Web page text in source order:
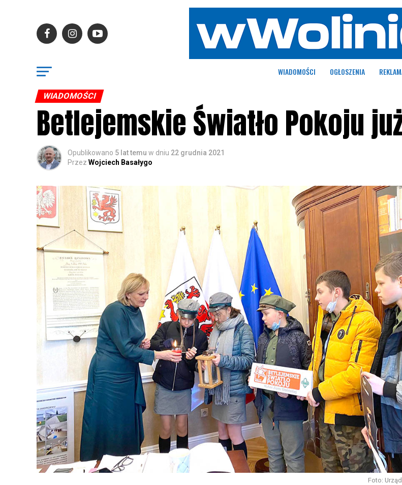
WIADOMOŚCI OGŁOSZENIA
WIADOMOŚCI
Betlejemskie Światło Pokoju
Opublikowano 5 lat temu w dniu 22 grudnia 2021
Przez Wojciech Basałygo
Foto: